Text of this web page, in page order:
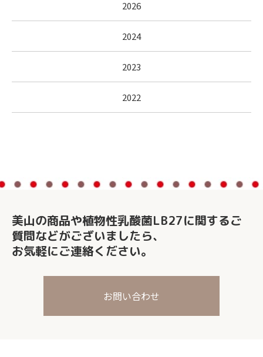
2026
2024
2023
2022
美山の商品や植物性乳酸菌LB27に関するご
質問などがございましたら、
お気軽にご連絡ください。
お問い合わせ